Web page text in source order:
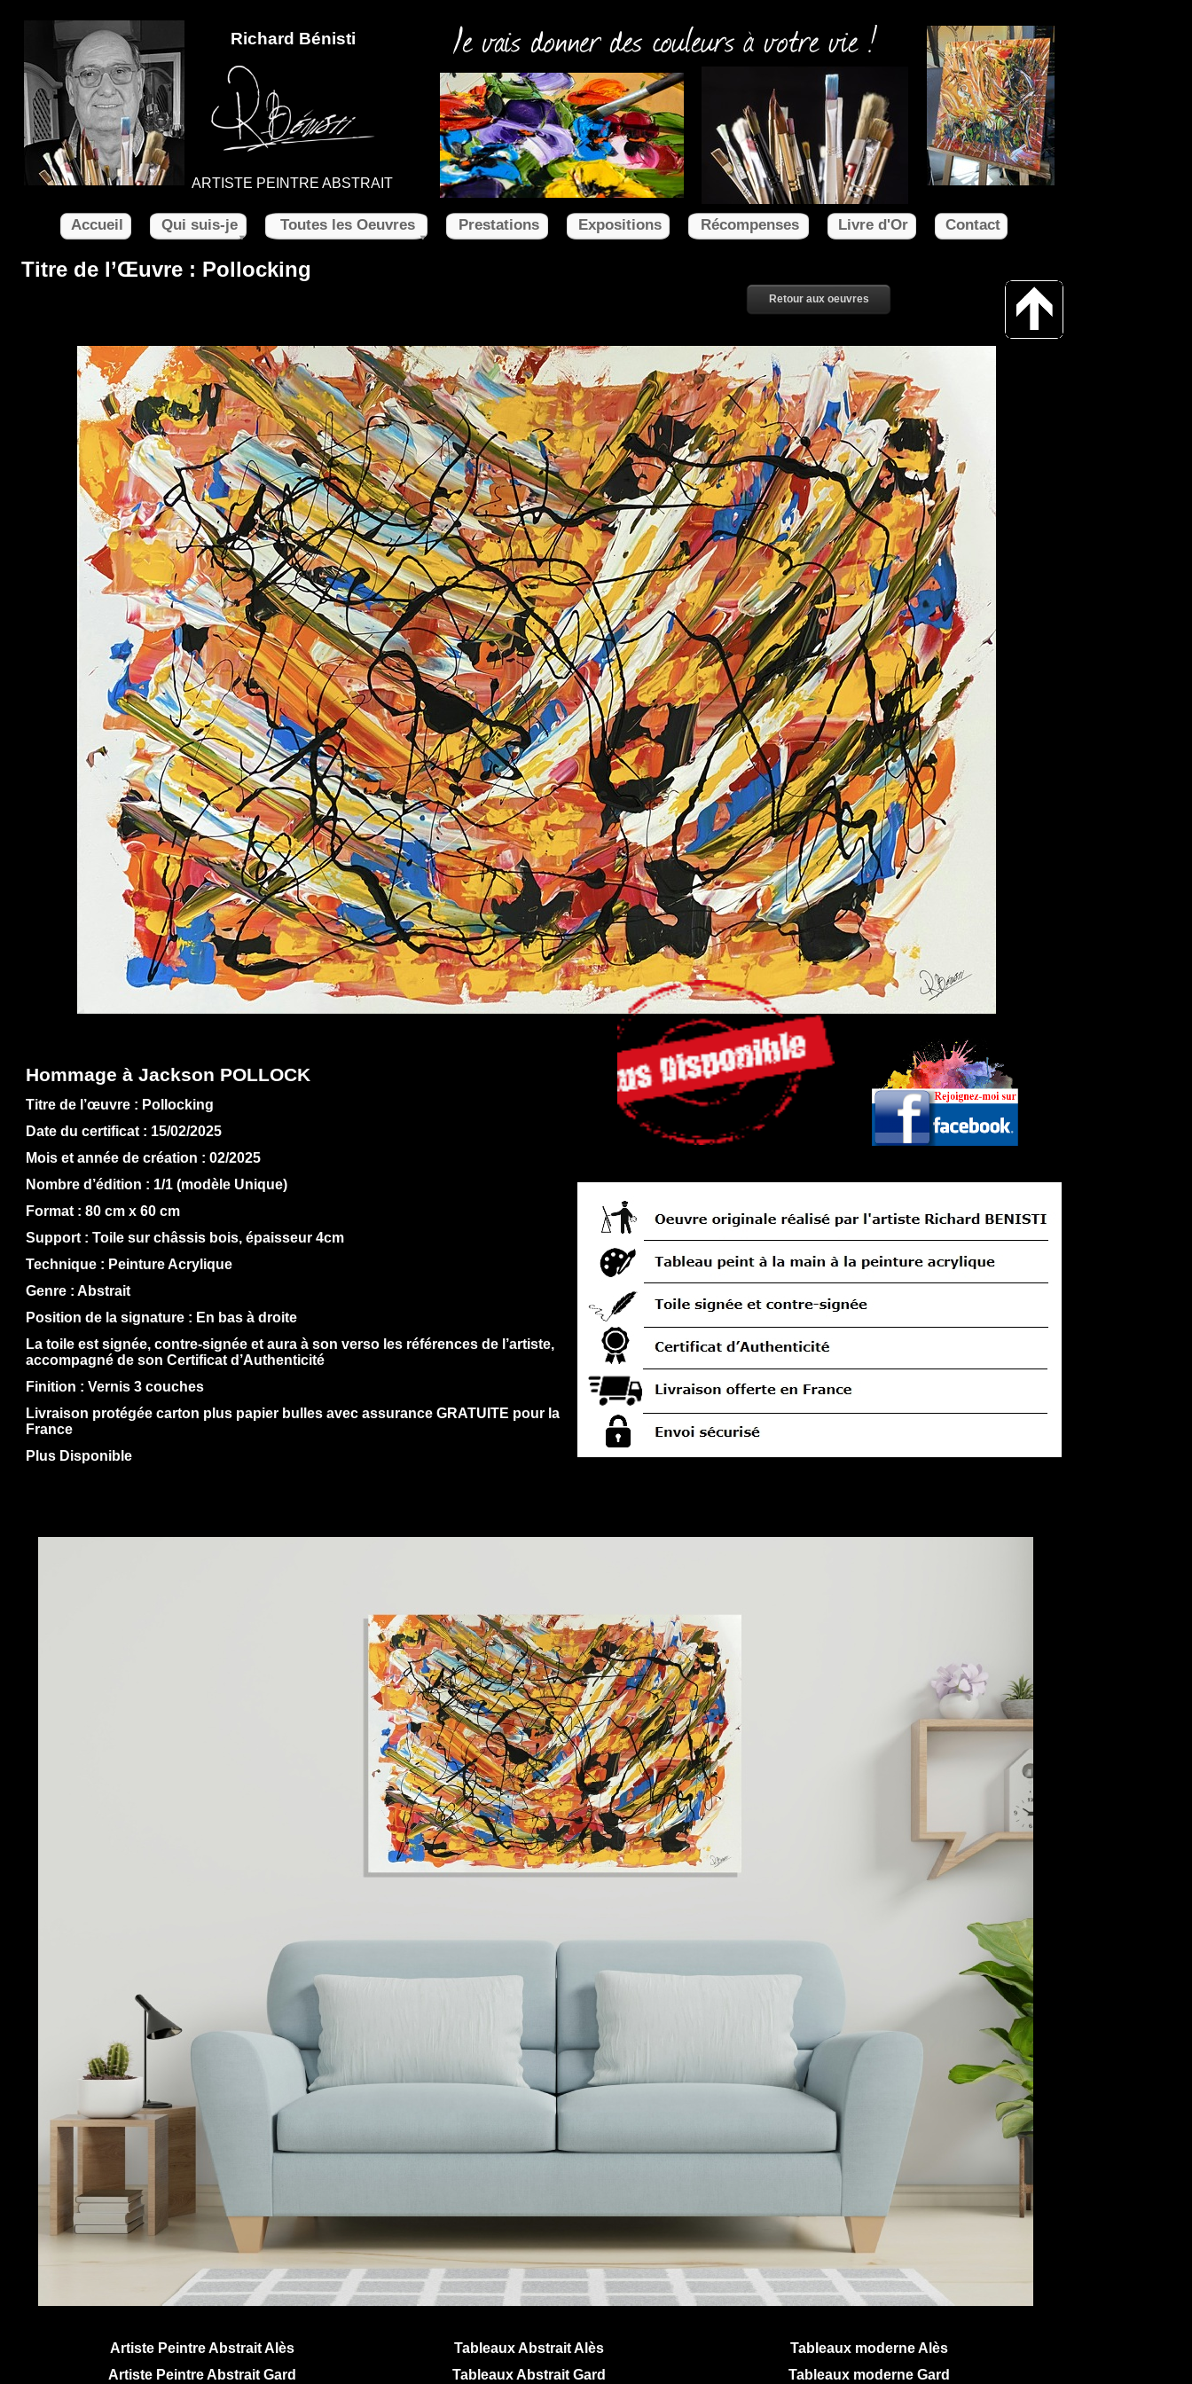
Accueil Qui suis-je Toutes les Oeuvres Prestations Expositions Récompenses Livre d'Or Contact
Richard Bénisti
ARTISTE PEINTRE ABSTRAIT
Hommage à Jackson POLLOCK
Titre de l’œuvre : Pollocking
Date du certificat : 15/02/2025
Mois et année de création : 02/2025
Nombre d’édition : 1/1 (modèle Unique)
Format : 80 cm x 60 cm
Support : Toile sur châssis bois, épaisseur 4cm
Technique : Peinture Acrylique
Genre : Abstrait
Position de la signature : En bas à droite
La toile est signée, contre-signée et aura à son verso les références de l’artiste,
accompagné de son Certificat d’Authenticité
Finition : Vernis 3 couches
Livraison protégée carton plus papier bulles avec assurance GRATUITE pour la
France
Plus Disponible
Titre de l’Œuvre : Pollocking
Artiste Peintre Abstrait Alès
Artiste Peintre Abstrait Gard
Tableaux Abstrait Alès
Tableaux Abstrait Gard
Tableaux moderne Alès
Tableaux moderne Gard
Retour aux oeuvres